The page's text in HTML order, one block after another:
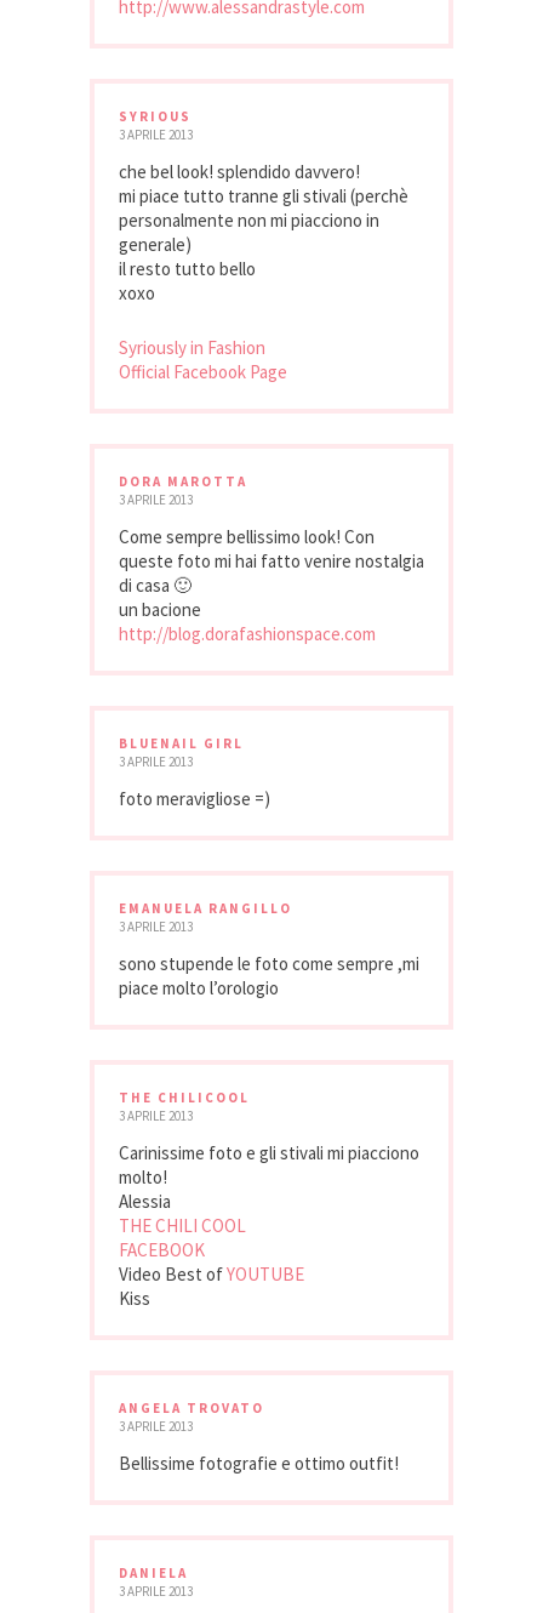
http://www.alessandrastyle.com
SYRIOUS
3 APRILE 2013
che bel look! splendido davvero!
mi piace tutto tranne gli stivali (perchè
personalmente non mi piacciono in
generale)
il resto tutto bello
xoxo
Syriously in Fashion
Official Facebook Page
DORA MAROTTA
3 APRILE 2013
Come sempre bellissimo look! Con
queste foto mi hai fatto venire nostalgia
di casa 🙂
un bacione
http://blog.dorafashionspace.com
BLUENAIL GIRL
3 APRILE 2013
foto meravigliose =)
EMANUELA RANGILLO
3 APRILE 2013
sono stupende le foto come sempre ,mi
piace molto l’orologio
THE CHILICOOL
3 APRILE 2013
Carinissime foto e gli stivali mi piacciono
molto!
Alessia
THE CHILI COOL
FACEBOOK
Video Best ofYOUTUBE
Kiss
ANGELA TROVATO
3 APRILE 2013
Bellissime fotografie e ottimo outfit!
DANIELA
3 APRILE 2013